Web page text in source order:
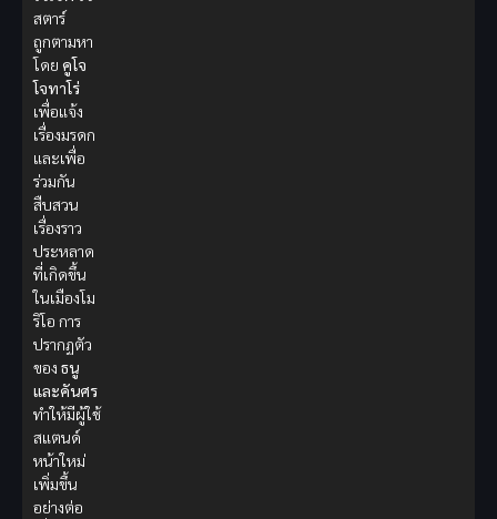
สตาร์
ถูกตามหา
โดย คูโจ
โจทาโร่
เพื่อแจ้ง
เรื่องมรดก
และเพื่อ
ร่วมกัน
สืบสวน
เรื่องราว
ประหลาด
ที่เกิดขึ้น
ในเมืองโม
ริโอ การ
ปรากฏตัว
ของ ธนู
และคันศร
ทำให้มีผู้ใช้
สแตนด์
หน้าใหม่
เพิ่มขึ้น
อย่างต่อ